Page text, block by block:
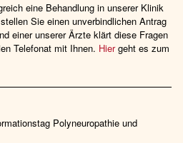
eine Behandlung in unserer Klinik
Sie einen unverbindlichen Antrag
einer unserer Ärzte klärt diese Fragen
Telefonat mit Ihnen. Hiergeht es zum
Polyneuropathie und